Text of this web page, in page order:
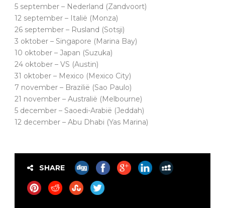
5 september – Nederland (Zandvoort)
12 september – Italië (Monza)
26 september – Rusland (Sotsji)
3 oktober – Singapore (Marina Bay)
10 oktober – Japan (Suzuka)
24 oktober – VS (Austin)
31 oktober – Mexico (Mexico City)
7 november – Brazilië (Sao Paulo)
21 november – Australië (Melbourne)
5 december – Saoedi-Arabië (Jeddah)
12 december – Abu Dhabi (Yas Marina)
SHARE